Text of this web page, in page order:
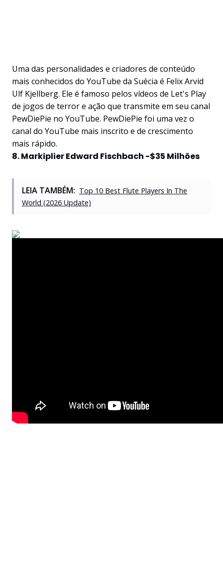
Uma das personalidades e criadores de conteúdo
mais conhecidos do YouTube da Suécia é Felix Arvid
Ulf Kjellberg. Ele é famoso pelos vídeos de Let's Play
de jogos de terror e ação que transmite em seu canal
PewDiePie no YouTube. PewDiePie foi uma vez o
canal do YouTube mais inscrito e de crescimento
mais rápido.
8. Markiplier Edward Fischbach -$35 Milhões
LEIA TAMBÉM: Top 10 Best Flute Players In The
World (2026 Update)